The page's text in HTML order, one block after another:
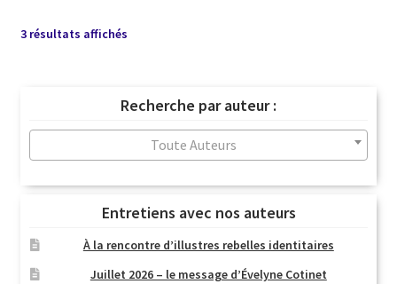
3 résultats affichésTrié
au
plus
ancien
Recherche par auteur :
Toute Auteurs
Entretiens avec nos auteurs
À la rencontre d’illustres rebelles identitaires
Juillet 2026 – le message d’Évelyne Cotinet